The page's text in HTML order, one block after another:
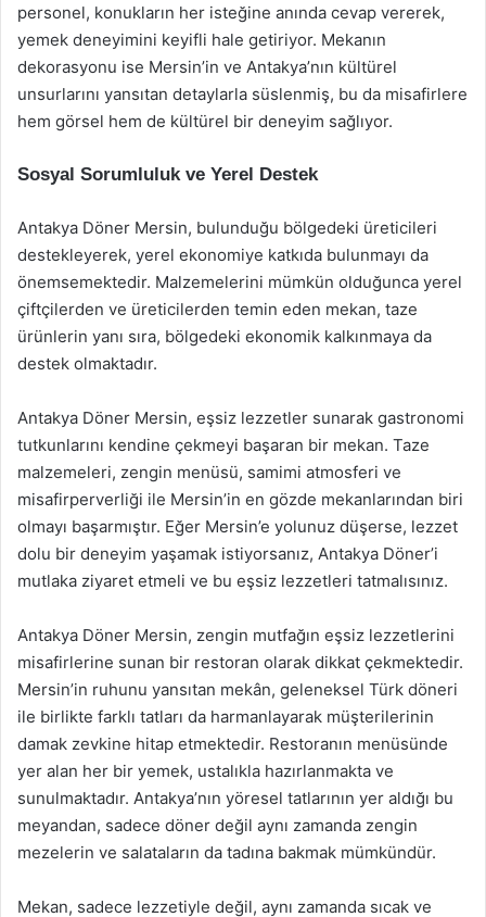
personel, konukların her isteğine anında cevap vererek,
yemek deneyimini keyifli hale getiriyor. Mekanın
dekorasyonu ise Mersin’in ve Antakya’nın kültürel
unsurlarını yansıtan detaylarla süslenmiş, bu da misafirlere
hem görsel hem de kültürel bir deneyim sağlıyor.
Sosyal Sorumluluk ve Yerel Destek
Antakya Döner Mersin, bulunduğu bölgedeki üreticileri
destekleyerek, yerel ekonomiye katkıda bulunmayı da
önemsemektedir. Malzemelerini mümkün olduğunca yerel
çiftçilerden ve üreticilerden temin eden mekan, taze
ürünlerin yanı sıra, bölgedeki ekonomik kalkınmaya da
destek olmaktadır.
Antakya Döner Mersin, eşsiz lezzetler sunarak gastronomi
tutkunlarını kendine çekmeyi başaran bir mekan. Taze
malzemeleri, zengin menüsü, samimi atmosferi ve
misafirperverliği ile Mersin’in en gözde mekanlarından biri
olmayı başarmıştır. Eğer Mersin’e yolunuz düşerse, lezzet
dolu bir deneyim yaşamak istiyorsanız, Antakya Döner’i
mutlaka ziyaret etmeli ve bu eşsiz lezzetleri tatmalısınız.
Antakya Döner Mersin, zengin mutfağın eşsiz lezzetlerini
misafirlerine sunan bir restoran olarak dikkat çekmektedir.
Mersin’in ruhunu yansıtan mekân, geleneksel Türk döneri
ile birlikte farklı tatları da harmanlayarak müşterilerinin
damak zevkine hitap etmektedir. Restoranın menüsünde
yer alan her bir yemek, ustalıkla hazırlanmakta ve
sunulmaktadır. Antakya’nın yöresel tatlarının yer aldığı bu
meyandan, sadece döner değil aynı zamanda zengin
mezelerin ve salataların da tadına bakmak mümkündür.
Mekan, sadece lezzetiyle değil, aynı zamanda sıcak ve